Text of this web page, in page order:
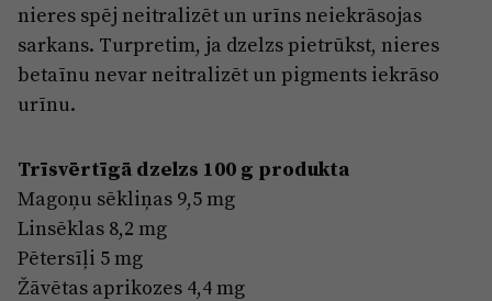
nieres spēj neitralizēt un urīns neiekrāsojas
sarkans. Turpretim, ja dzelzs pietrūkst, nieres
betaīnu nevar neitralizēt un pigments iekrāso
urīnu.
Trīsvērtīgā dzelzs 100 g produkta
Magoņu sēkliņas 9,5 mg
Linsēklas 8,2 mg
Pētersīļi 5 mg
Žāvētas aprikozes 4,4 mg